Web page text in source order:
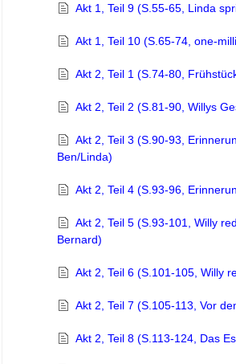
Akt 1, Teil 9 (S.55-65, Linda
Akt 1, Teil 10 (S.65-74, one-
Akt 2, Teil 1 (S.74-80,
Akt 2, Teil 2 (S.81-90, Willys
Akt 2, Teil 3 (S.90-93,
Ben/Linda)
Akt 2, Teil 4 (S.93-96,
Akt 2, Teil 5 (S.93-101, Willy
Bernard)
Akt 2, Teil 6 (S.101-105, Willy
Akt 2, Teil 7 (S.105-113, Vor
Akt 2, Teil 8 (S.113-124, Das